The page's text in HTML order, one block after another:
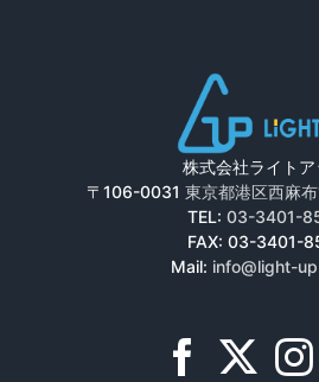
株式会社ライト
〒106-0031 東京都港区西麻
TEL: 03-3401-
FAX: 03-3401-
Mail: info@light-